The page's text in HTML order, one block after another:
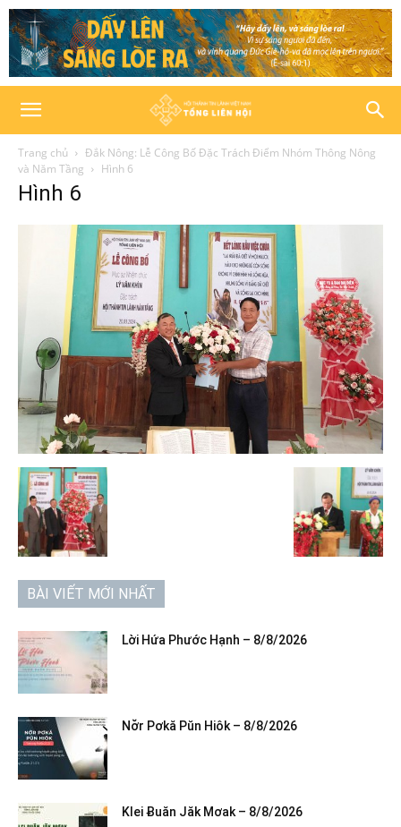
Trang chủ
Đắk Nông: Lễ Công Bố Đặc Trách Điểm Nhóm Thông Nông
và Năm Tầng
Hình 6
Hình 6
BÀI VIẾT MỚI NHẤT
Lời Hứa Phước Hạnh – 8/8/2026
Nơ̆r Pơkă Pŭn Hiôk – 8/8/2026
Klei Ƀuăn Jăk Mơak – 8/8/2026